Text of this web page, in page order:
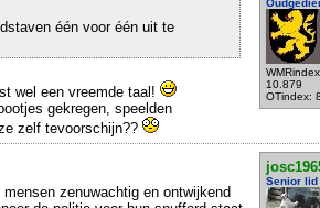
10.879
OTindex:
één voor één uit te
wel een vreemde taal!
gekregen, speelden
zelf tevoorschijn??
Senior lid
zenuwachtig en ontwijkend